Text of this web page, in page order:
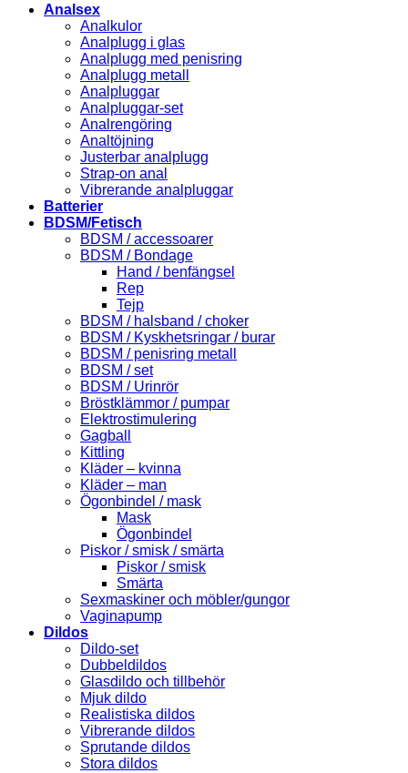
Analsex
Analkulor
Analplugg i glas
Analplugg med penisring
Analplugg metall
Analpluggar
Analpluggar-set
Analrengöring
Analtöjning
Justerbar analplugg
Strap-on anal
Vibrerande analpluggar
Batterier
BDSM/Fetisch
BDSM / accessoarer
BDSM / Bondage
Hand / benfängsel
Rep
Tejp
BDSM / halsband / choker
BDSM / Kyskhetsringar / burar
BDSM / penisring metall
BDSM / set
BDSM / Urinrör
Bröstklämmor / pumpar
Elektrostimulering
Gagball
Kittling
Kläder – kvinna
Kläder – man
Ögonbindel / mask
Mask
Ögonbindel
Piskor / smisk / smärta
Piskor / smisk
Smärta
Sexmaskiner och möbler/gungor
Vaginapump
Dildos
Dildo-set
Dubbeldildos
Glasdildo och tillbehör
Mjuk dildo
Realistiska dildos
Vibrerande dildos
Sprutande dildos
Stora dildos